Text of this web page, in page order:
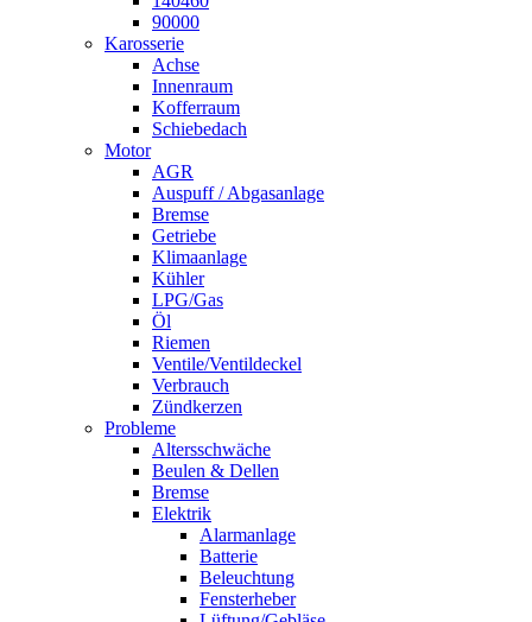
90000
Karosserie
Achse
Innenraum
Kofferraum
Schiebedach
Motor
AGR
Auspuff / Abgasanlage
Bremse
Getriebe
Klimaanlage
Kühler
LPG/Gas
Öl
Riemen
Ventile/Ventildeckel
Verbrauch
Zündkerzen
Probleme
Altersschwäche
Beulen & Dellen
Bremse
Elektrik
Alarmanlage
Batterie
Beleuchtung
Fensterheber